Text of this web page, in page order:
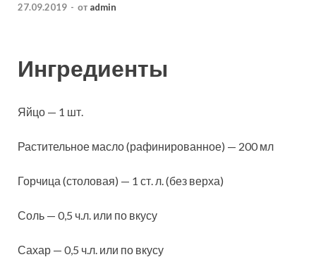
27.09.2019 - от admin
Ингредиенты
Яйцо — 1 шт.
Растительное масло (рафинированное) — 200 мл
Горчица (столовая) — 1 ст. л. (без верха)
Соль — 0,5 ч.л. или по вкусу
Сахар — 0,5 ч.л. или по вкусу